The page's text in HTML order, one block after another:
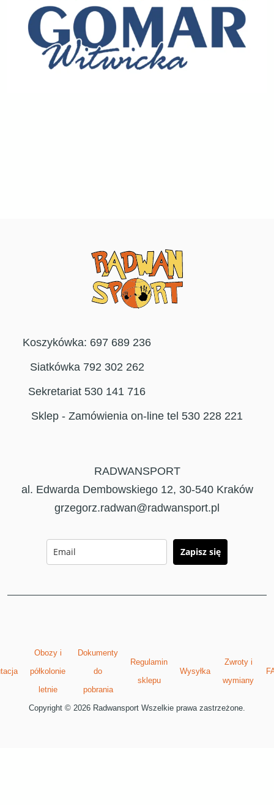
Koszykówka: 697 689 236
Siatkówka 792 302 262
Sekretariat 530 141 716
Sklep - Zamówienia on-line tel 530 228 221
RADWANSPORT
al. Edwarda Dembowskiego 12, 30-540 Kraków
grzegorz.radwan@radwansport.pl
Zapisz się
Obozy i
półkolonie
letnie
Dokumenty
do
pobrania
Regulamin
sklepu
Wysyłka
Zwroty i
wymiany
Copyright © 2026 Radwansport Wszelkie prawa zastrzeżone.